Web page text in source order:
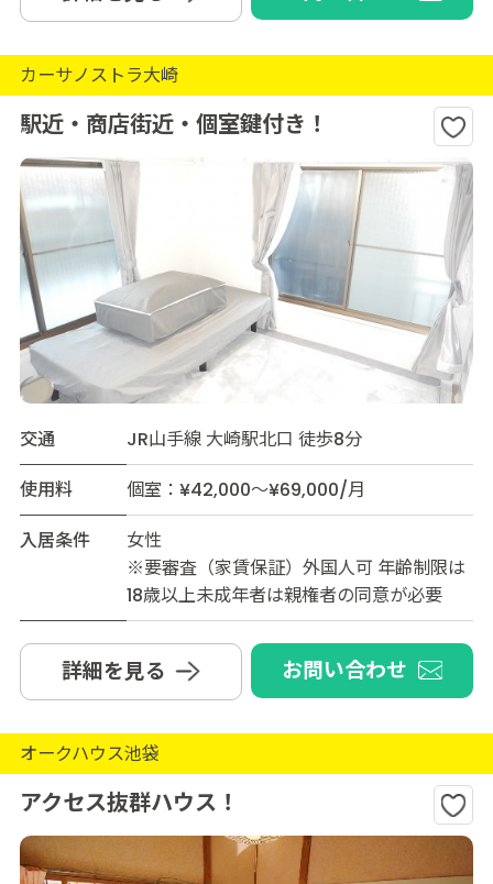
カーサノストラ大崎
駅近・商店街近・個室鍵付き！
交通
JR山手線 大崎駅北口 徒歩8分
使用料
個室：¥42,000～¥69,000/月
入居条件
女性
※要審査（家賃保証）外国人可 年齢制限は
18歳以上未成年者は親権者の同意が必要
詳細を見る お問い合わせ
オークハウス池袋
アクセス抜群ハウス！